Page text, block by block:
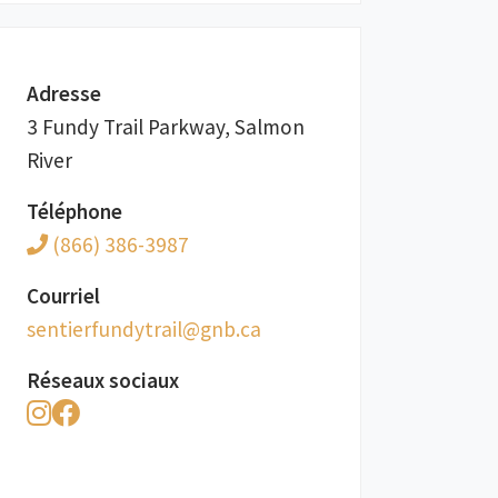
Adresse
3 Fundy Trail Parkway, Salmon
River
Téléphone
(866) 386-3987
Courriel
ac.bng@liartydnufreitnes
Réseaux sociaux